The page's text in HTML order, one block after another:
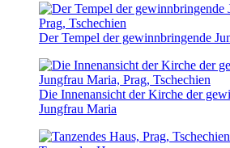
Der Tempel der gewinnbringende
Die Innenansicht der Kirche der
Jungfrau Maria